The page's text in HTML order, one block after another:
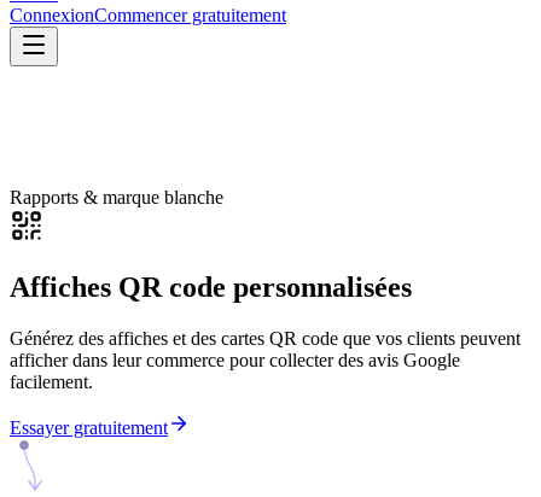
ConnexionCommencer gratuitement
Rapports & marque blanche
Affiches QR code personnalisées
Générez des affiches et des cartes QR code que vos clients peuvent
afficher dans leur commerce pour collecter des avis Google
facilement.
Essayer gratuitement